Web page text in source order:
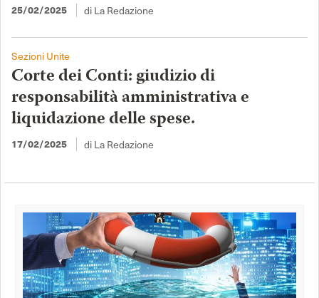
25/02/2025 di La Redazione
Sezioni Unite
Corte dei Conti: giudizio di
responsabilità amministrativa e
liquidazione delle spese.
17/02/2025 di La Redazione